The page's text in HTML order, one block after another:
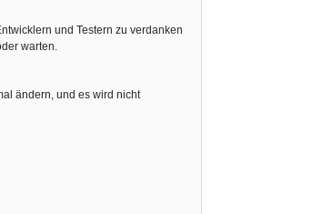
und Testern zu verdanken
warten.
ändern, und es wird nicht